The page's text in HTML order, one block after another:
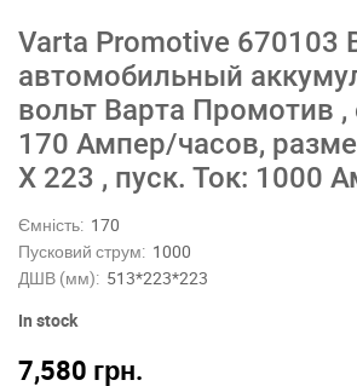
Varta Promotive 670103
автомобильный
вольт Варта Промотив ,
170 Ампер/часов,
Х 223 , пуск. Ток: 1000
Ємність: 170
Пусковий струм: 1000
ДШВ (мм): 513*223*223
In stock
7,580 грн.